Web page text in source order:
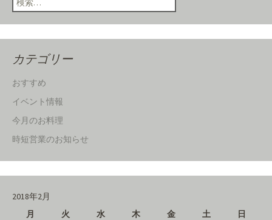
カテゴリー
おすすめ
イベント情報
今月のお料理
時短営業のお知らせ
2018年2月
月
火 水 木 金 土 日